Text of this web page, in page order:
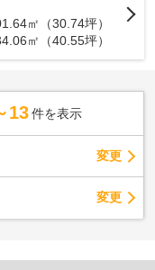
㎡（30.74坪）
㎡（40.55坪）
13 件を表示
変更
変更